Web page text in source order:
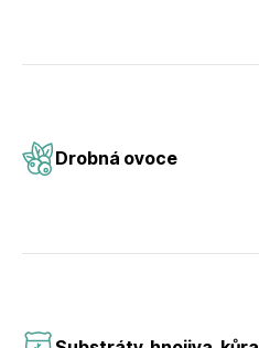
Drobná ovoce